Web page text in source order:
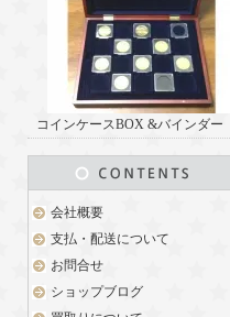
コインケースBOX &バインダー
会社概要
支払・配送について
お問合せ
ショップブログ